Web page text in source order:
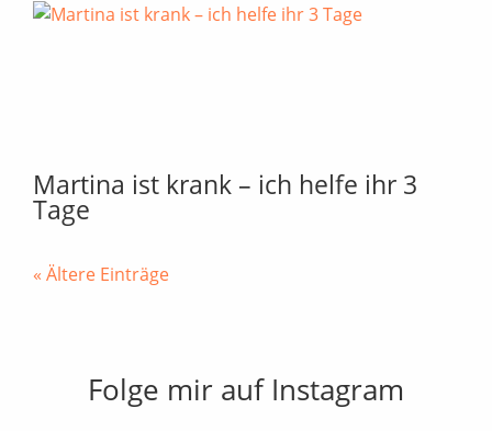
Martina ist krank – ich helfe ihr 3
Tage
« Ältere Einträge
Folge mir auf Instagram